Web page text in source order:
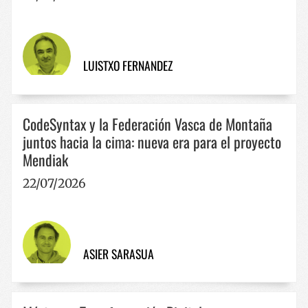
LUISTXO FERNANDEZ
CodeSyntax y la Federación Vasca de Montaña
juntos hacia la cima: nueva era para el proyecto
Mendiak
22/07/2026
ASIER SARASUA
CookieScriptConsent
VISITOR_PRIVACY_METADATA